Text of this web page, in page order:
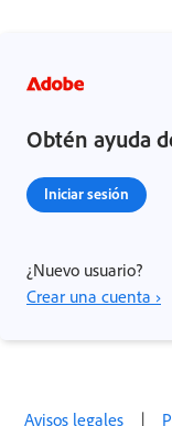
Obtén ayuda
Iniciar sesión
¿Nuevo usuario?
Crear una cuenta ›
Avisos legales |